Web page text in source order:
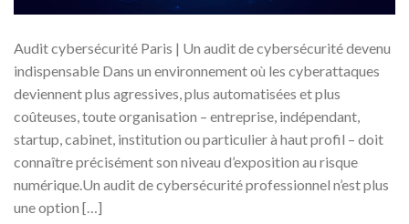
Audit cybersécurité Paris | Un audit de cybersécurité devenu
indispensable Dans un environnement où les cyberattaques
deviennent plus agressives, plus automatisées et plus
coûteuses, toute organisation – entreprise, indépendant,
startup, cabinet, institution ou particulier à haut profil – doit
connaître précisément son niveau d’exposition au risque
numérique.Un audit de cybersécurité professionnel n’est plus
une option […]